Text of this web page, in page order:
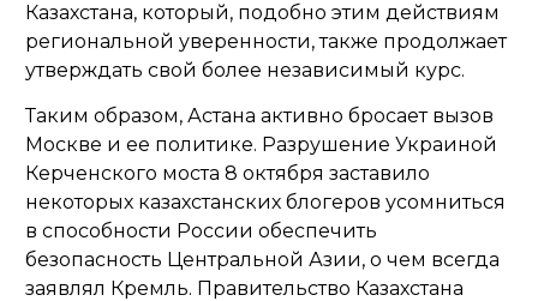
Казахстана, который, подобно этим действиям
региональной уверенности, также продолжает
утверждать свой более независимый курс.
Таким образом, Астана активно бросает вызов
Москве и ее политике. Разрушение Украиной
Керченского моста 8 октября заставило
некоторых казахстанских блогеров усомниться
в способности России обеспечить
безопасность Центральной Азии, о чем всегда
заявлял Кремль. Правительство Казахстана